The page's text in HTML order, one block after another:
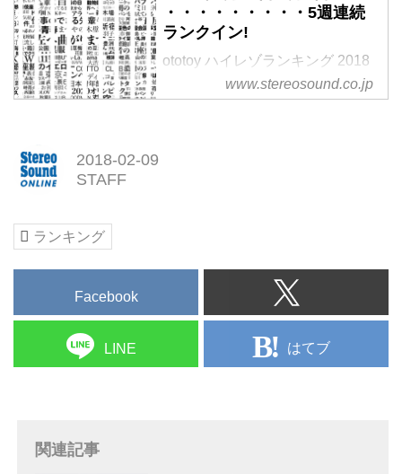
・・・・・・・・・5週連続
ランクイン!
ototoy ハイレゾランキング 2018
年1月31日-2月6日
・・・・・・・・・5週連続ラン
www.stereosound.co.jp
2018-02-09
STAFF
ランキング
Facebook
LINE はてブ
関連記事